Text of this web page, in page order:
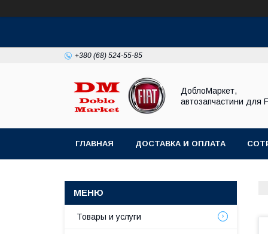
+380 (68) 524-55-85
ДоблоМаркет,
автозапчастини для
ГЛАВНАЯ ДОСТАВКА И ОПЛАТА
Товары и услуги